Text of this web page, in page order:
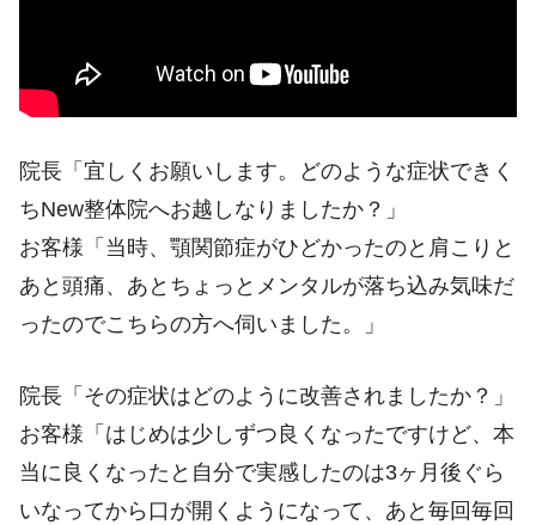
院長「宜しくお願いします。どのような症状できく
ちNew整体院へお越しなりましたか？」
お客様「当時、顎関節症がひどかったのと肩こりと
あと頭痛、あとちょっとメンタルが落ち込み気味だ
ったのでこちらの方へ伺いました。」
院長「その症状はどのように改善されましたか？」
お客様「はじめは少しずつ良くなったですけど、本
当に良くなったと自分で実感したのは3ヶ月後ぐら
いなってから口が開くようになって、あと毎回毎回